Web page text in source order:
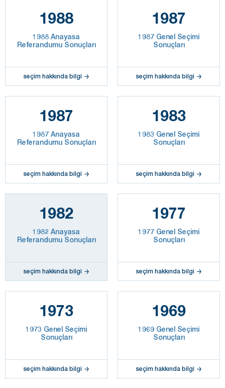
1988
1988 Anayasa
Referandumu Sonuçları
seçim hakkında bilgi
1987
1987 Genel Seçimi
Sonuçları
seçim hakkında bilgi
1987
1987 Anayasa
Referandumu Sonuçları
seçim hakkında bilgi
1983
1983 Genel Seçimi
Sonuçları
seçim hakkında bilgi
1982
1982 Anayasa
Referandumu Sonuçları
seçim hakkında bilgi
1977
1977 Genel Seçimi
Sonuçları
seçim hakkında bilgi
1973
1973 Genel Seçimi
Sonuçları
seçim hakkında bilgi
1969
1969 Genel Seçimi
Sonuçları
seçim hakkında bilgi